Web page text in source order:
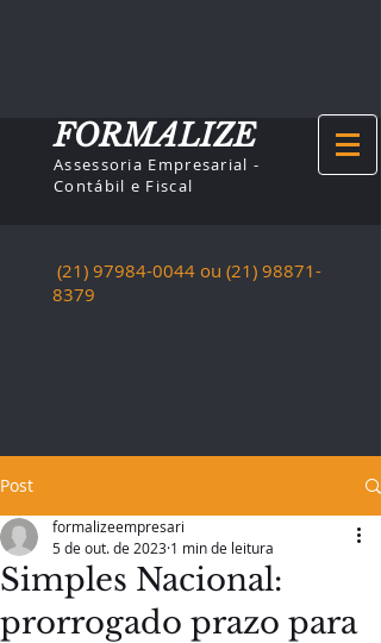
Assessoria Empresarial -
Contábil e Fiscal
FORMALIZE
(21) 97984-0044 ou (21) 98871-
8379
Post
Simples Nacional:
prorrogado prazo para
formalizeempresari
5 de out. de 2023 1 min de leitura